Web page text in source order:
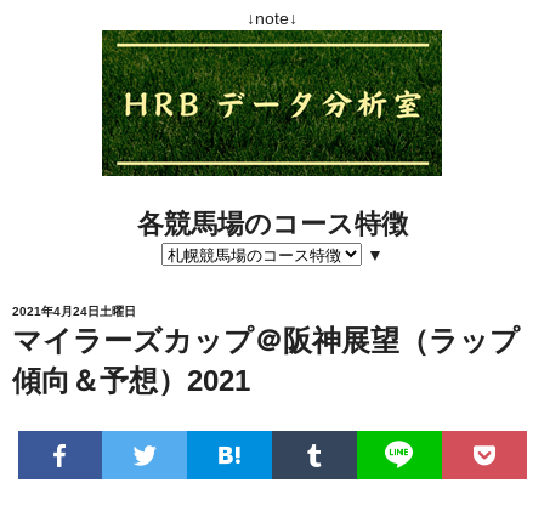
↓note↓
各競馬場のコース特徴
▼
2021年4月24日土曜日
マイラーズカップ＠阪神展望（ラップ
傾向＆予想）2021